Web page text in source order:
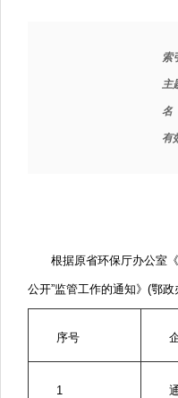
索
主
有
根据原省环保厅办公室 《
公开”监管工作的通知》 (鄂政
序号
1